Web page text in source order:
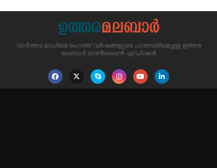
വാർത്താ മാധ്യമ രംഗത്ത് വർഷങ്ങളുടെ പാരമ്പര്യമുള്ള ഉത്തര
മലബാർ ഓൺലൈൻ എഡിഷൻ